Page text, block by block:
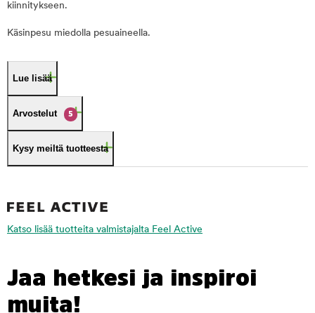
kiinnitykseen.
Käsinpesu miedolla pesuaineella.
Lue lisää
Arvostelut 5
Kysy meiltä tuotteesta
Katso lisää tuotteita valmistajalta Feel Active
Jaa hetkesi ja inspiroi
muita!